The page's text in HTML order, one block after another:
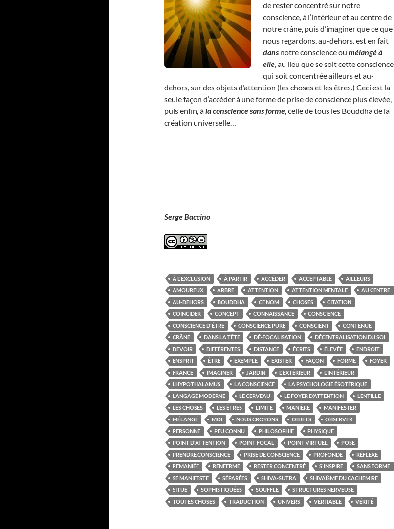
de rester concentré sur notre
conscience, à l’intérieur et au centre de
notre crâne, puis d’imaginer que ce que
nous regardons, au-dehors, est en fait
dans notre conscience ou mélangé à
elle, au lieu que se soit cette conscience
qui soit concentrée ailleurs et au-
dehors, sur des objets d’attention (les choses et les êtres.) Ceci est la
seule façon d’accéder à une forme de prise de conscience plus élevée,
puis enfin, àla conscience sans forme, celle de tous les Bouddha de la
création universelle…
Serge Baccino
À L'EXCLUSION À PARTIR ACCÉDER ACCEPTABLE
AILLEURS
AMOUREUX
ARBRE ATTENTION ATTENTION MENTALE
AU CENTRE
AU-DEHORS
BOUDDHA CE NOM CHOSES
CITATION
COÏNCIDER
CONCEPT CONNAISSANCE
CONSCIENCE
CONSCIENCE D'ÊTRE
CONSCIENCE PURE CONSCIENT
CONTENUE
CRÂNE
DANS LA TÊTE DÉ-FOCALISATION
DÉCENTRALISATION DU SOI
DEVOIR
DIFFÉRENTES DISTANCE ÉCRITS ÉLEVÉE
ENDROIT
ENSPRIT
ÊTRE EXEMPLE EXISTER FAÇON FORME
FOYER
FRANCE
IMAGINER JARDIN L'EXTÉRIEUR
L'INTÉRIEUR
L’HYPOTHALAMUS
LA CONSCIENCE
LA PSYCHOLOGIE ÉSOTÉRIQUE
LANGAGE MODERNE
LE CERVEAU LE FOYER D’ATTENTION
LENTILLE
LES CHOSES
LES ÊTRES LIMITE MANIÈRE
MANIFESTER
MÉLANGÉ
MOI NOUS CROYONS OBJETS
OBSERVER
PERSONNE
PEU CONNU PHILOSOPHIE
PHYSIQUE
POINT D'ATTENTION
POINT FOCAL POINT VIRTUEL
POSE
PRENDRE CONSCIENCE
PRISE DE CONSCIENCE PROFONDE
RÉFLEXE
REMANIÉE
RENFERME RESTER CONCENTRÉ S'INSPIRE
SANS FORME
SE MANIFESTE
SÉPARÉES SHIVA-SUTRA
SHIVAÏSME DU CACHEMIRE
SITUE
SOPHISTIQUÉES SOUFFLE
STRUCTURES NERVEUSE
TOUTES CHOSES
TRADUCTION UNIVERS VÉRITABLE VÉRITÉ